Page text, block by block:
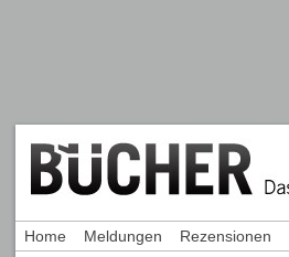
Home Meldungen Rezensionen